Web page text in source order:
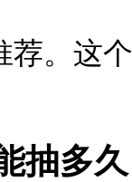
荐。这
抽多久